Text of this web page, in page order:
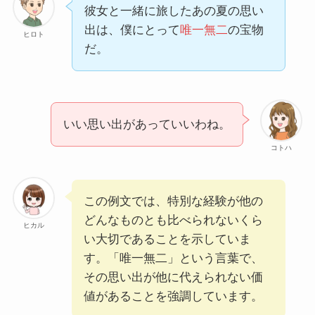
ヒロト
彼女と一緒に旅したあの夏の思い
出は、僕にとって唯一無二の宝物
だ。
コトハ
いい思い出があっていいわね。
ヒカル
この例文では、特別な経験が他の
どんなものとも比べられないくら
い大切であることを示していま
す。「唯一無二」という言葉で、
その思い出が他に代えられない価
値があることを強調しています。